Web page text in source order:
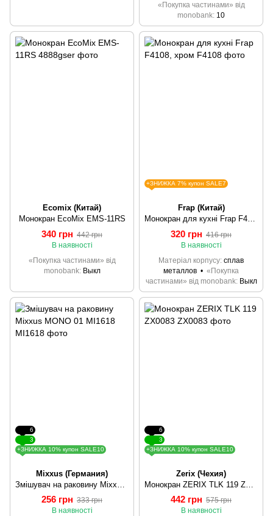
«Покупка частинами» від
monobank 10
Ecomix (Китай)
Монокран EcoMix EMS-11RS
340 грн 442 грн
В наявності
«Покупка частинами» від
monobank Выкл
+ЗНИЖКА 7% купон SALE7
Frap (Китай)
Монокран для кухні Frap F4108, хром
320 грн 416 грн
В наявності
Матеріал корпусу сплав
металлов
«Покупка
частинами» від monobank Выкл
6
3
+ЗНИЖКА 10% купон SALE10
Mixxus (Германия)
256 грн 333 грн
В наявності
6
3
+ЗНИЖКА 10% купон SALE10
Zerix (Чехия)
442 грн 575 грн
В наявності